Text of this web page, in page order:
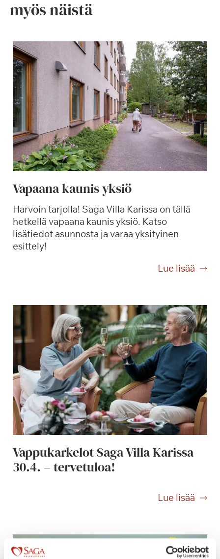
myös näistä
Vapaana kaunis yksiö
Harvoin tarjolla! Saga Villa Karissa on tällä
hetkellä vapaana kaunis yksiö. Katso
lisätiedot asunnosta ja varaa yksityinen
esittely!
Lue lisää
V
a
a
n
a
k
a
u
n
i
s
y
s
Vappukarkelot Saga Villa Karissa
30.4. – tervetuloa!
Lue lisää
V
p